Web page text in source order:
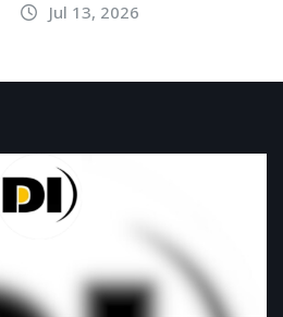
Jul 13, 2026